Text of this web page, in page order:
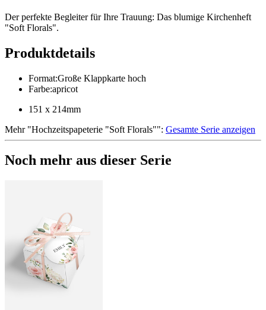
Der perfekte Begleiter für Ihre Trauung: Das blumige Kirchenheft
"Soft Florals".
Produktdetails
Format:Große Klappkarte hoch
Farbe:apricot
151 x 214mm
Mehr"Hochzeitspapeterie "Soft Florals"": Gesamte Serie anzeigen
Noch mehr aus dieser Serie